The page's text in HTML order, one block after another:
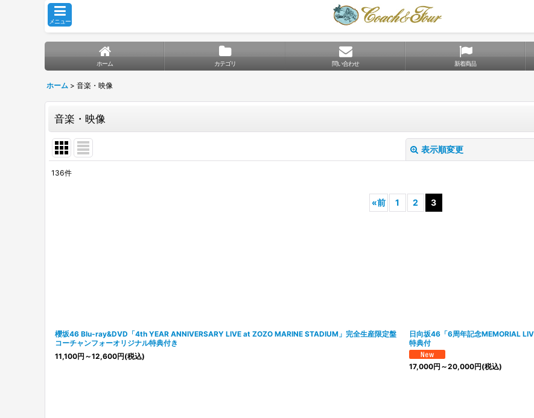
メニュー
ホーム カテゴリ 問い合わせ 新着商品
ホーム > 音楽・映像
音楽・映像
表示順変更
136件
«前 1 2 3
櫻坂46 Blu-ray&DVD「4th YEAR ANNIVERSARY LIVE at ZOZO MARINE STADIUM」完全生産限定盤
コーチャンフォーオリジナル特典付き
11,100円 ～12,600円(税込)
日向坂46「6周年記念MEMORIAL
特典付
17,000円 ～20,000円(税込)